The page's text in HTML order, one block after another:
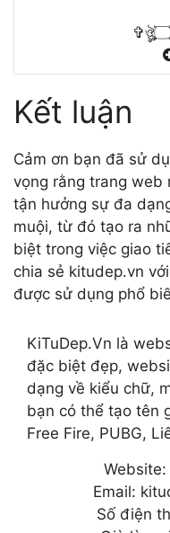
Kết luận
Cảm ơn bạn đã sử
vọng rằng trang web
tận hưởng sự đa
muội, từ đó tạo ra
biệt trong việc giao
chia sẻ kitudep.vn
được sử dụng phổ
KiTuDep.Vn là
đặc biệt đẹp,
dạng về kiểu chữ,
bạn có thể tạo tên
Free Fire, PUBG,
Email:
Số điện